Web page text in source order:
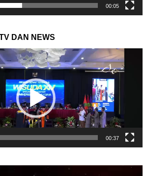
00:05
DAN NEWS
00:37